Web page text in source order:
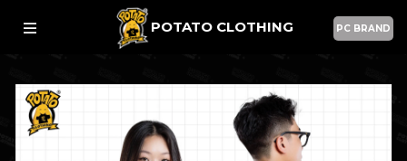
POTATO CLOTHING PC BRAND